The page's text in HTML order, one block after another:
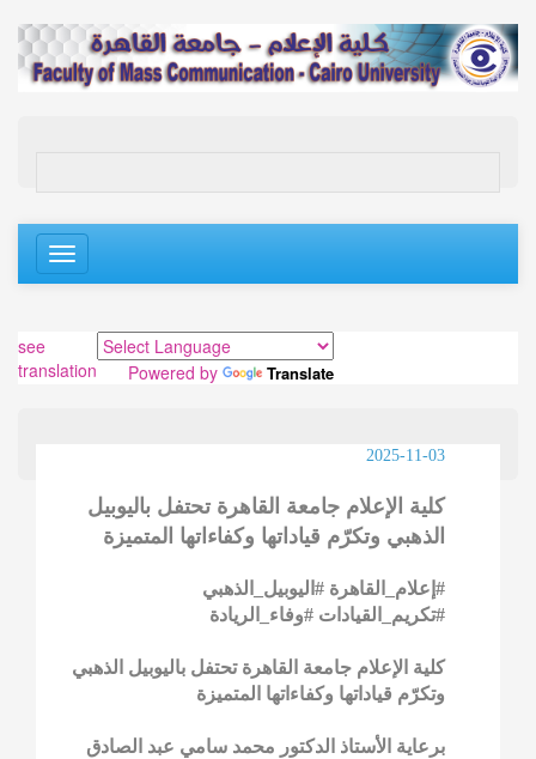
Toggle
navigation
see
translation
Powered by Translate
2025-11-03
كلية الإعلام جامعة القاهرة تحتفل باليوبيل
الذهبي وتكرّم قياداتها وكفاءاتها المتميزة
#إعلام_القاهرة #اليوبيل_الذهبي
#تكريم_القيادات #وفاء_الريادة
كلية الإعلام جامعة القاهرة تحتفل باليوبيل الذهبي
وتكرّم قياداتها وكفاءاتها المتميزة
برعاية الأستاذ الدكتور محمد سامي عبد الصادق